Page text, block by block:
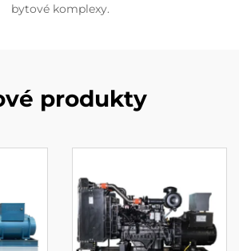
bytové komplexy.
produkty